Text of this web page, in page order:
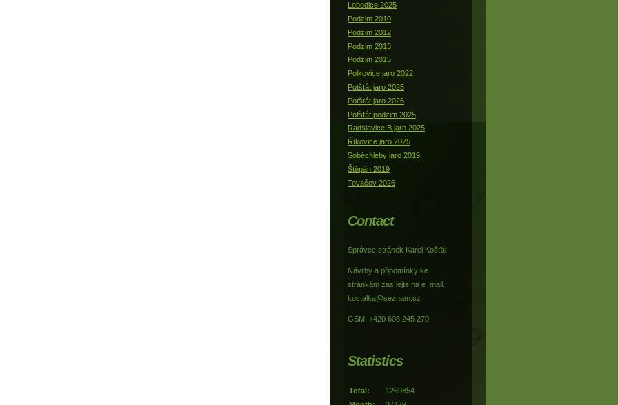
Lobodice 2025
Podzim 2010
Podzim 2012
Podzim 2013
Podzim 2015
Polkovice jaro 2022
Potštát jaro 2025
Potštát jaro 2026
Potštát podzim 2025
Radslavice B jaro 2025
Říkovice jaro 2025
Soběchleby jaro 2019
Štěpán 2019
Tovačov 2026
Contact
Správce stránek Karel Košťál
Návrhy a připomínky ke
stránkám zasílejte na e_mail.:
kostalka@seznam.cz
GSM: +420 608 245 270
Statistics
Total:
1269854